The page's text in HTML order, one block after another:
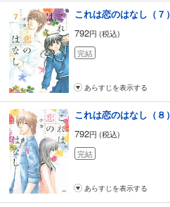
これは恋のはなし（７）
792円 (税込)
完結
あらすじを表示する
これは恋のはなし（８）
792円 (税込)
完結
あらすじを表示する